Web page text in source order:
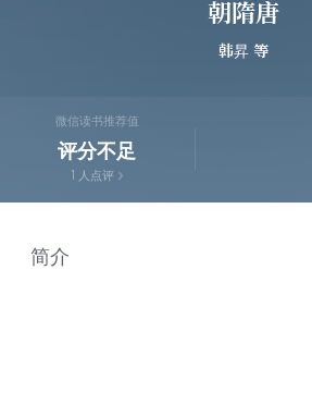
朝隋唐
韩昇 等
微信读书推荐值
评分不足
人点评
简介